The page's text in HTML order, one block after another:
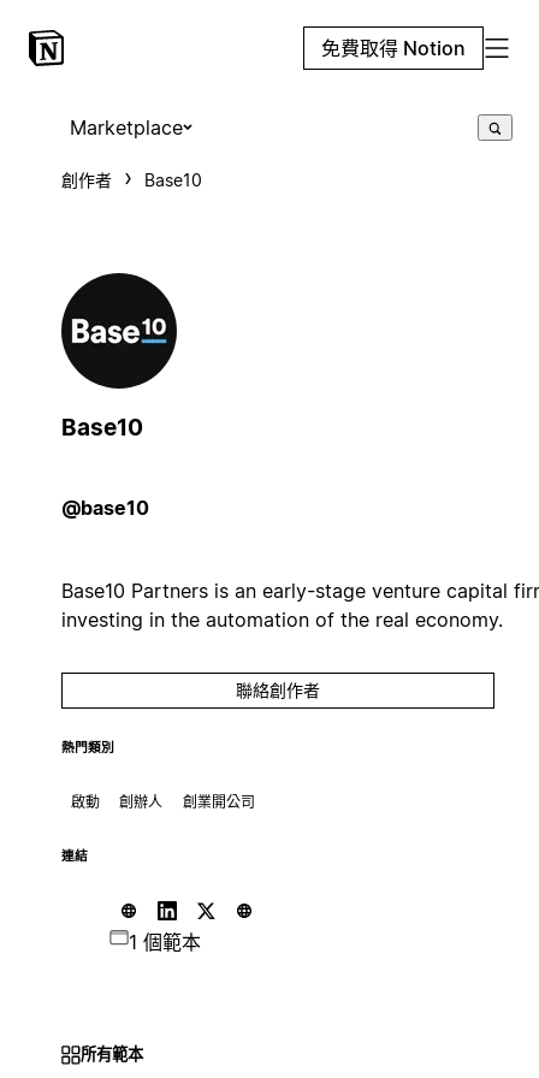
免費取得 Notion
Marketplace
創作者 Base10
Base10
@base10
Base10 Partners is an early-stage venture capital
investing in the automation of the real economy.
聯絡創作者
熱門類別
啟動 創辦人 創業開公司
連結
1 個範本
所有範本